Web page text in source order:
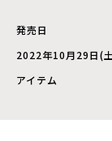
発売日
2022年10月29日(
アイテム